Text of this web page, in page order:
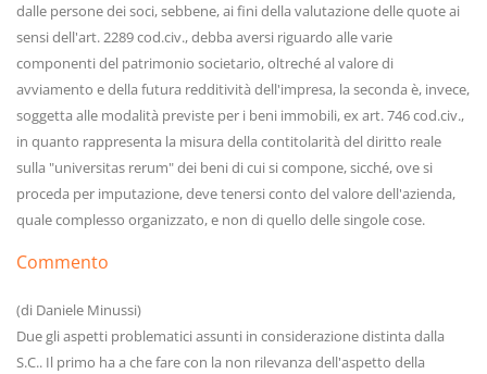
dalle persone dei soci, sebbene, ai fini della valutazione delle quote ai
sensi dell'art. 2289 cod.civ., debba aversi riguardo alle varie
componenti del patrimonio societario, oltreché al valore di
avviamento e della futura redditività dell'impresa, la seconda è, invece,
soggetta alle modalità previste per i beni immobili, ex art. 746 cod.civ.,
in quanto rappresenta la misura della contitolarità del diritto reale
sulla "universitas rerum" dei beni di cui si compone, sicché, ove si
proceda per imputazione, deve tenersi conto del valore dell'azienda,
quale complesso organizzato, e non di quello delle singole cose.
Commento
(di Daniele Minussi)
Due gli aspetti problematici assunti in considerazione distinta dalla
S.C.. Il primo ha a che fare con la non rilevanza dell'aspetto della